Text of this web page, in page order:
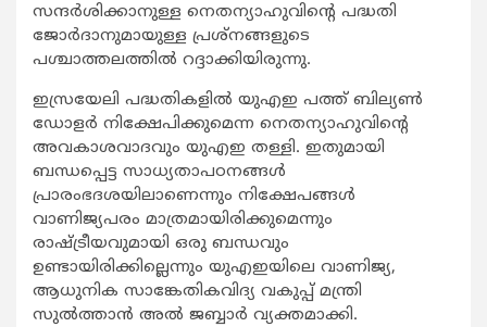
സന്ദര്‍ശിക്കാനുള്ള നെതന്യാഹുവിന്റെ പദ്ധതി
ജോര്‍ദാനുമായുള്ള പ്രശ്‌നങ്ങളുടെ
പശ്ചാത്തലത്തില്‍ റദ്ദാക്കിയിരുന്നു.
ഇസ്രയേലി പദ്ധതികളില്‍ യുഎഇ പത്ത് ബില്യണ്‍
ഡോളര്‍ നിക്ഷേപിക്കുമെന്ന നെതന്യാഹുവിന്റെ
അവകാശവാദവും യുഎഇ തള്ളി. ഇതുമായി
ബന്ധപ്പെട്ട സാധ്യതാപഠനങ്ങള്‍
പ്രാരംഭദശയിലാണെന്നും നിക്ഷേപങ്ങള്‍
വാണിജ്യപരം മാത്രമായിരിക്കുമെന്നും
രാഷ്ട്രീയവുമായി ഒരു ബന്ധവും
ഉണ്ടായിരിക്കില്ലെന്നും യുഎഇയിലെ വാണിജ്യ,
ആധുനിക സാങ്കേതികവിദ്യ വകുപ്പ് മന്ത്രി
സുല്‍ത്താന്‍ അല്‍ ജബ്ബാര്‍ വ്യക്തമാക്കി.